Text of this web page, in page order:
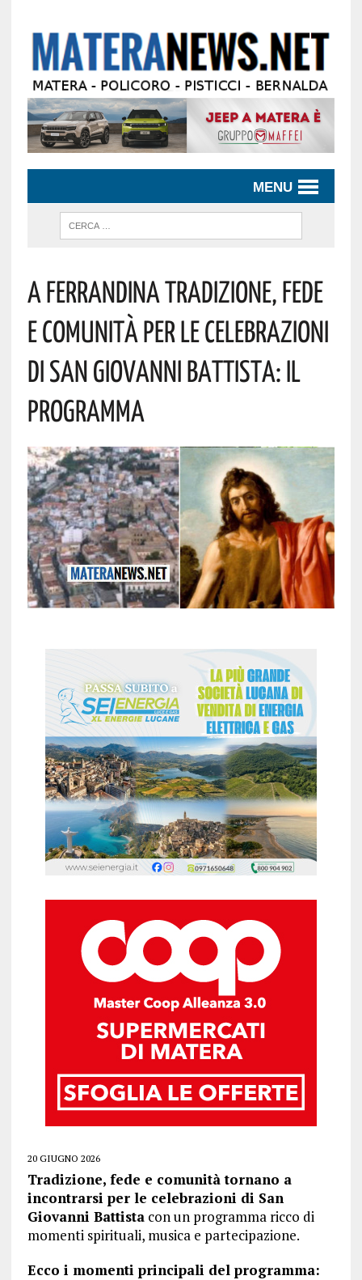
MENU
A Ferrandina Tradizione, Fede
E Comunità Per Le Celebrazioni
Di San Giovanni Battista: Il
Programma
20 GIUGNO 2026
Tradizione, fede e comunità tornano a
incontrarsi per le celebrazioni di San
Giovanni Battistacon un programma ricco di
momenti spirituali, musica e partecipazione.
Ecco i momenti principali del programma: